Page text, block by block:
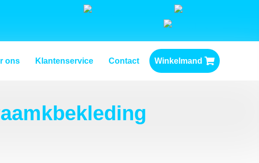
ons Klantenservice Contact Winkelmand